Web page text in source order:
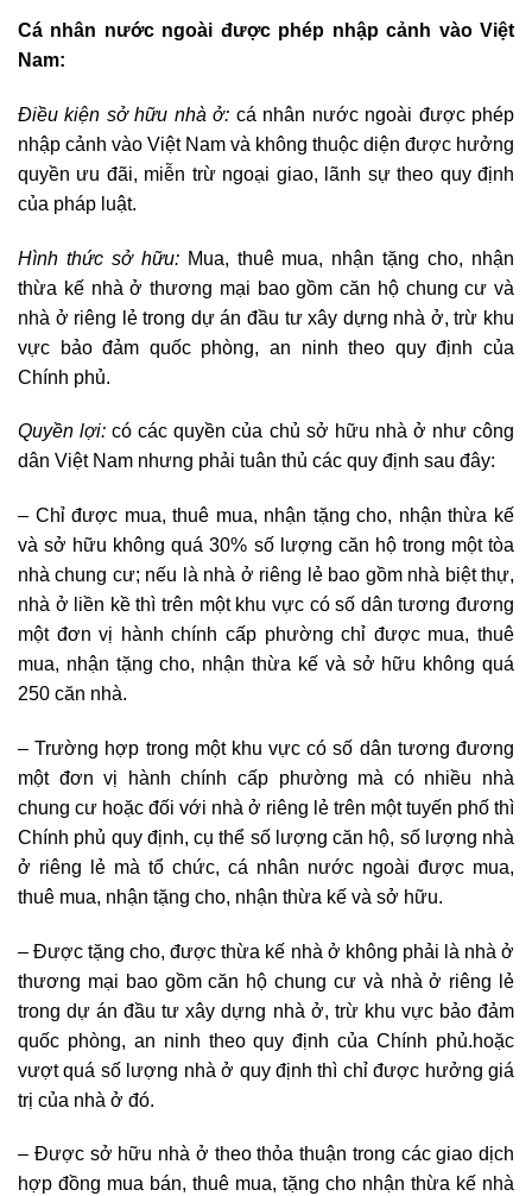
Cá nhân nước ngoài được phép nhập cảnh vào Việt
Nam:
Điều kiện sở hữu nhà ở: cá nhân nước ngoài được phép
nhập cảnh vào Việt Nam và không thuộc diện được hưởng
quyền ưu đãi, miễn trừ ngoại giao, lãnh sự theo quy định
của pháp luật.
Hình thức sở hữu:Mua, thuê mua, nhận tặng cho, nhận
thừa kế nhà ở thương mại bao gồm căn hộ chung cư và
nhà ở riêng lẻ trong dự án đầu tư xây dựng nhà ở, trừ khu
vực bảo đảm quốc phòng, an ninh theo quy định của
Chính phủ.
Quyền lợi: có các quyền của chủ sở hữu nhà ở như công
dân Việt Nam nhưng phải tuân thủ các quy định sau đây:
– Chỉ được mua, thuê mua, nhận tặng cho, nhận thừa kế
và sở hữu không quá 30% số lượng căn hộ trong một tòa
nhà chung cư; nếu là nhà ở riêng lẻ bao gồm nhà biệt thự,
nhà ở liền kề thì trên một khu vực có số dân tương đương
một đơn vị hành chính cấp phường chỉ được mua, thuê
mua, nhận tặng cho, nhận thừa kế và sở hữu không quá
250 căn nhà.
– Trường hợp trong một khu vực có số dân tương đương
một đơn vị hành chính cấp phường mà có nhiều nhà
chung cư hoặc đối với nhà ở riêng lẻ trên một tuyến phố thì
Chính phủ quy định, cụ thể số lượng căn hộ, số lượng nhà
ở riêng lẻ mà tổ chức, cá nhân nước ngoài được mua,
thuê mua, nhận tặng cho, nhận thừa kế và sở hữu.
– Được tặng cho, được thừa kế nhà ở không phải là nhà ở
thương mại bao gồm căn hộ chung cư và nhà ở riêng lẻ
trong dự án đầu tư xây dựng nhà ở, trừ khu vực bảo đảm
quốc phòng, an ninh theo quy định của Chính phủ.hoặc
vượt quá số lượng nhà ở quy định thì chỉ được hưởng giá
trị của nhà ở đó.
– Được sở hữu nhà ở theo thỏa thuận trong các giao dịch
hợp đồng mua bán, thuê mua, tặng cho nhận thừa kế nhà